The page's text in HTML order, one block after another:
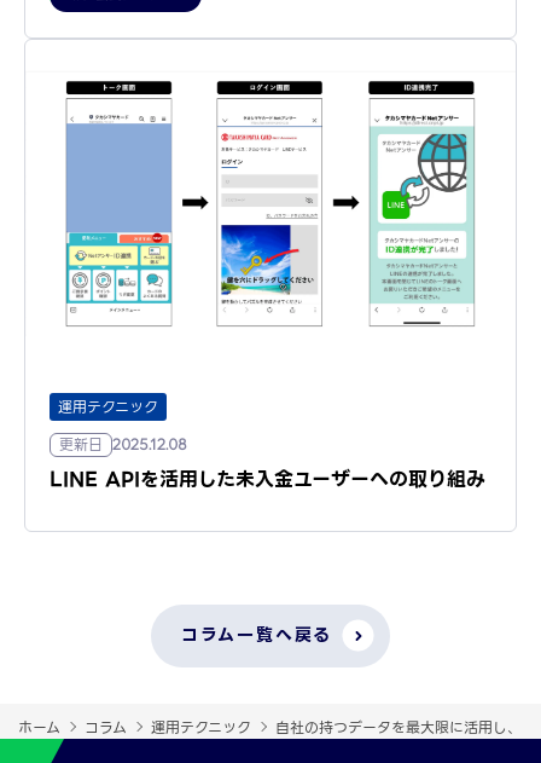
運用テクニック
更新日
2025.12.08
LINE APIを活用した未入金ユーザーへの取り組み
コラム一覧へ戻る
ホーム コラム 運用テクニック 自社の持つデータを最大限に活用し、